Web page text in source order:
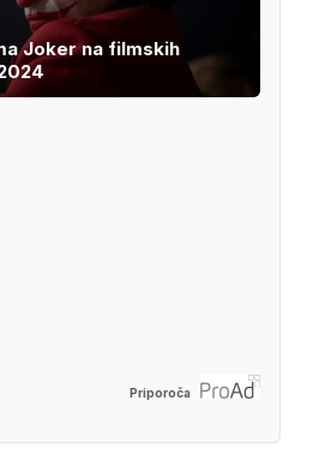
Joker na filmskih
Priporoča